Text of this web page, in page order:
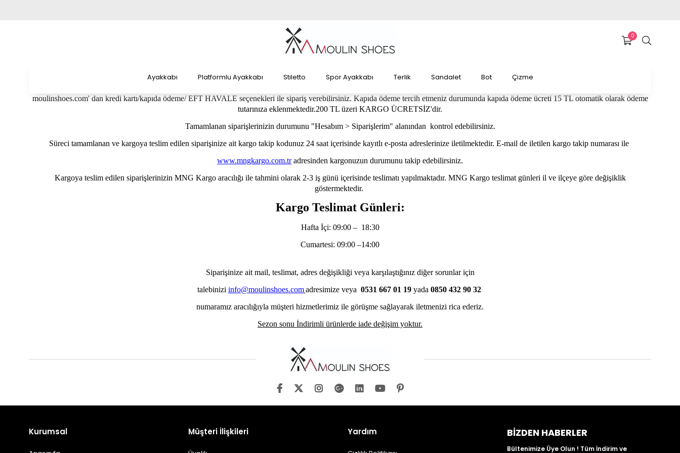
0
Ayakkabı Platformlu Ayakkabı Stiletto Spor Ayakkabı Terlik Sandalet Bot Çizme
moulinshoes.com' dan kredi kartı/kapıda ödeme/ EFT HAVALE seçenekleri ile sipariş verebilirsiniz. Kapıda ödeme tercih etmeniz durumunda kapıda ödeme ücreti 15 TL otomatik olarak ödeme
tutarınıza eklenmektedir.200 TL üzeri KARGO ÜCRETSİZ'dir.
Tamamlanan siparişlerinizin durumunu "Hesabım > Siparişlerim" alanından kontrol edebilirsiniz.
Süreci tamamlanan ve kargoya teslim edilen siparişinize ait kargo takip kodunuz 24 saat içerisinde kayıtlı e-posta adreslerinize iletilmektedir. E-mail de iletilen kargo takip numarası ile
www.mngkargo.com.tradresinden kargonuzun durumunu takip edebilirsiniz.
Kargoya teslim edilen siparişlerinizin MNG Kargo aracılığı ile tahmini olarak 2-3 iş günü içerisinde teslimatı yapılmaktadır. MNG Kargo teslimat günleri il ve ilçeye göre değişiklik
göstermektedir.
Kargo Teslimat Günleri:
Hafta İçi: 09:00 – 18:30
Cumartesi: 09:00 –14:00
Siparişinize ait mail, teslimat, adres değişikliği veya karşılaştığınız diğer sorunlar için
talebinizi info@moulinshoes.com adresimize veya 0531 667 01 19 yada 0850 432 90 32
numaramız aracılığıyla müşteri hizmetlerimiz ile görüşme sağlayarak iletmenizi rica ederiz.
Sezon sonu İndirimli ürünlerde iade değişim yoktur.
Kurumsal Müşteri İlişkileri Yardım BIZDEN HABERLER
Bültenimize Üye Olun ! Tüm İndirim ve